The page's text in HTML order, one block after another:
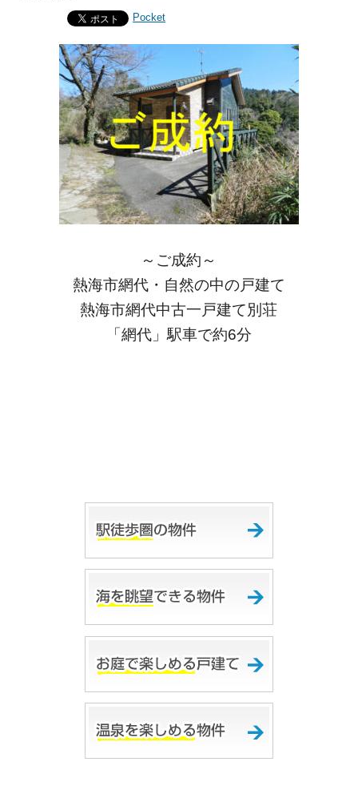
Pocket
～ご成約～
熱海市網代・自然の中の戸建て
熱海市網代中古一戸建て別荘
「網代」駅車で約6分